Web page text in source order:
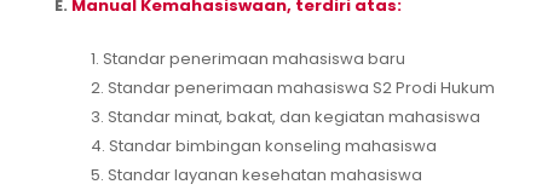
E. Manual Kemahasiswaan, terdiri atas:
1. Standar penerimaan mahasiswa baru
2. Standar penerimaan mahasiswa S2 Prodi Hukum
3. Standar minat, bakat, dan kegiatan mahasiswa
4. Standar bimbingan konseling mahasiswa
5. Standar layanan kesehatan mahasiswa